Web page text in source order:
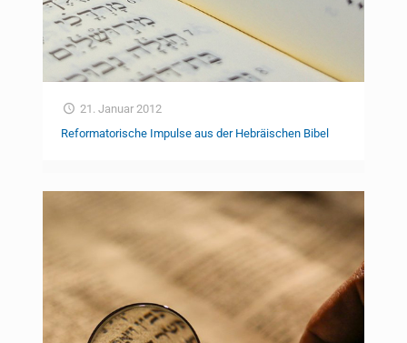
21. Januar 2012
Reformatorische Impulse aus der Hebräischen Bibel